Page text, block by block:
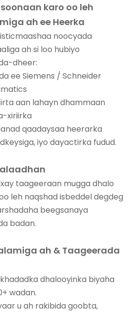
karo oo leh
ah ee Heerka
isticmaashaa noocyada
ah si loo hubiyo
dheer:
ee Siemens / Schneider
aan lahayn dhammaan
xiriirka
qaadaysaa heerarka
iyo dayactirka fudud.
taageeraan mugga dhalo
leh naqshad isbeddel degdeg
beegsanaya
badan.
ah & Taageerada
dhalooyinka biyaha
wadan.
u ah rakibida goobta,